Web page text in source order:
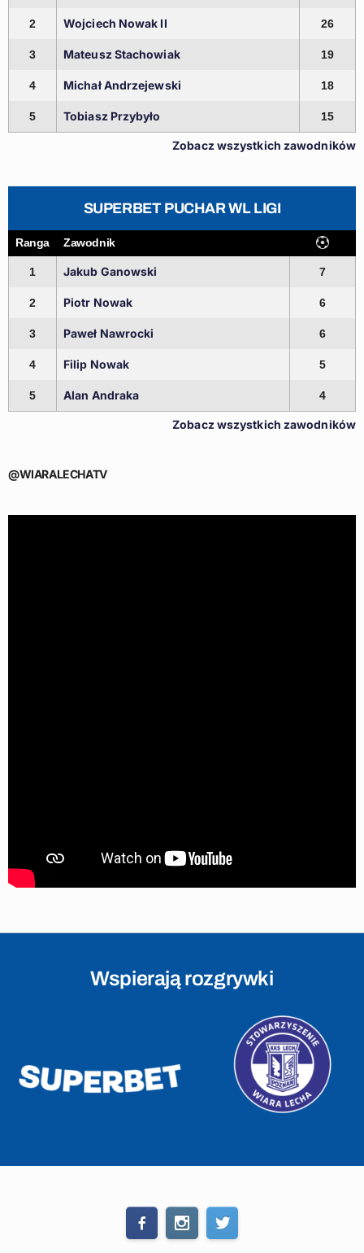
2 Wojciech Nowak II 26
3 Mateusz Stachowiak 19
4 Michał Andrzejewski 18
5 Tobiasz Przybyło 15
Zobacz wszystkich zawodników
SUPERBET PUCHAR WL LIGI
Ranga Zawodnik
1 Jakub Ganowski 7
2 Piotr Nowak 6
3 Paweł Nawrocki 6
4 Filip Nowak 5
5 Alan Andraka 4
Zobacz wszystkich zawodników
@WIARALECHATV
Wspierają rozgrywki